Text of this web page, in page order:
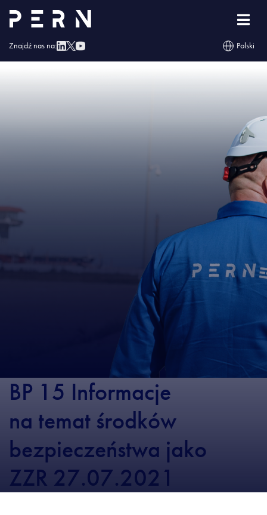
Znajdź nas na: Polski
Strona główna »Baza Paliw nr 15 w Narewce
BP 15 Informacje na temat
BP 15 Informacje
na temat środków
bezpieczeństwa jako
ZZR 27.07.2021